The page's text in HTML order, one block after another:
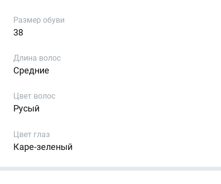
Размер обуви
38
Длина волос
Средние
Цвет волос
Русый
Цвет глаз
Каре-зеленый